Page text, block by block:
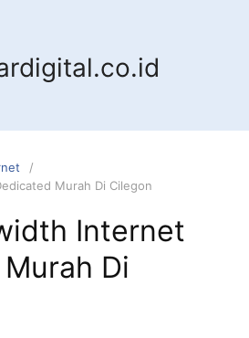
Murah Di Cilegon
Internet
Di